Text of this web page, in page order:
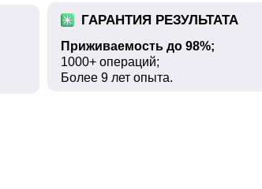
Приживаемость до 98%;
1000+ операций;
Более 9 лет опыта.
ГАРАНТИЯ РЕЗУЛЬТАТА